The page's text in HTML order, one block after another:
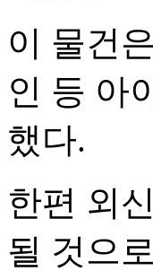
이 물건
인 등 아
했다.
한편 외
될 것으